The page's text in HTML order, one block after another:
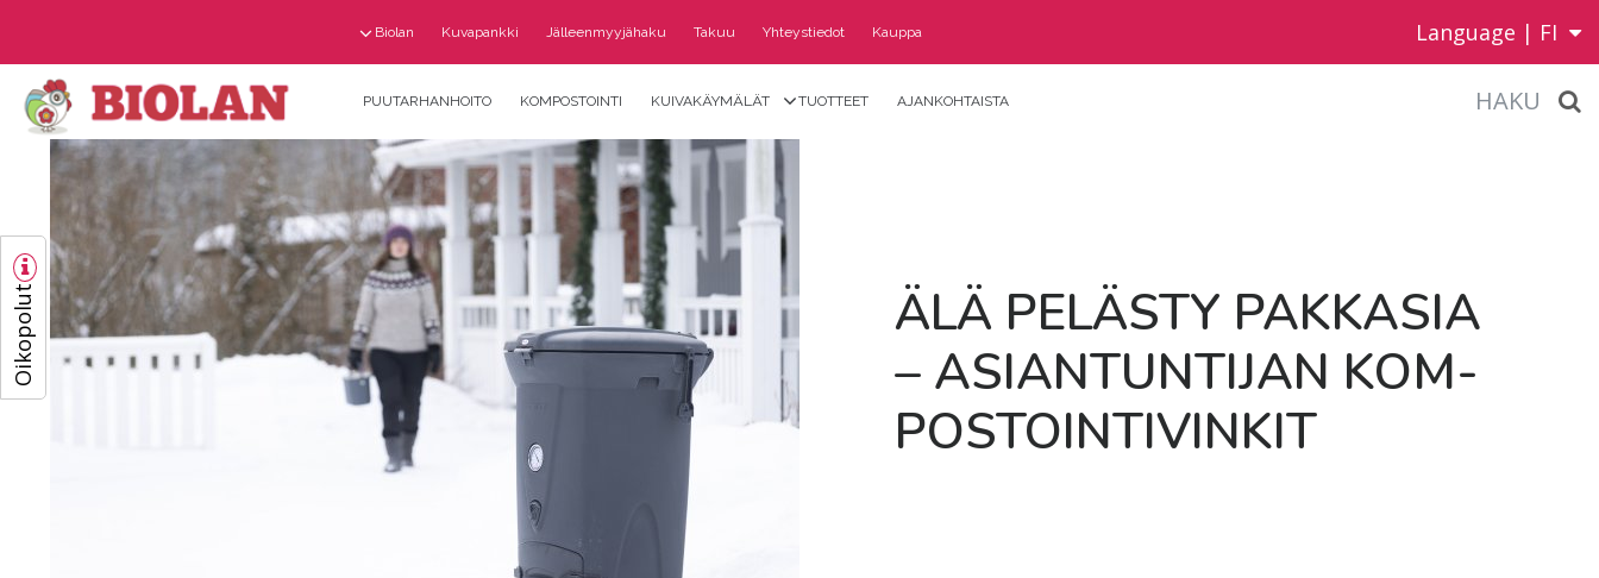
Oikopolut
Biolan Kuvapankki Jälleenmyyjähaku Takuu Yhteystiedot Kauppa Language | FI
PUUTARHANHOITO KOMPOSTOINTI KUIVAKÄYMÄLÄT TUOTTEET AJANKOHTAISTA HAKU
ÄLÄ PE­LÄS­TY PAK­KA­SIA
– ASIAN­TUN­TI­JAN KOM­
POS­TOIN­TI­VIN­KIT